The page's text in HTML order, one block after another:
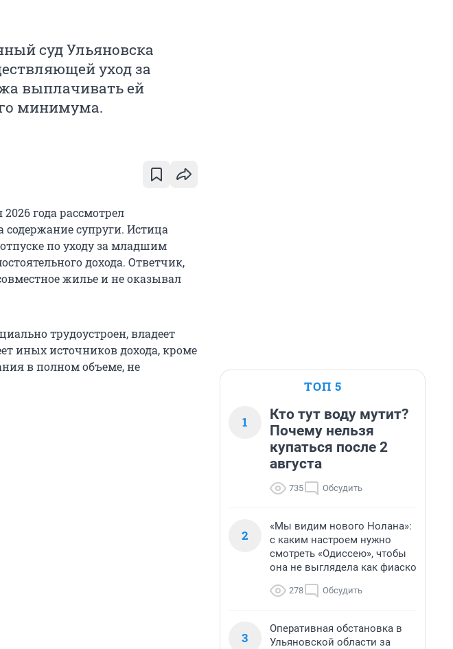
суд Ульяновска
уход за
выплачивать ей
минимума.
года рассмотрел
супруги. Истица
по уходу за младшим
дохода. Ответчик,
жилье и не оказывал
трудоустроен, владеет
иных источников дохода, кроме
в полном объеме, не
ТОП 5
1
Кто тут воду мутит?
Почему нельзя
купаться после 2
августа
735 Обсудить
2
«Мы видим нового Нолана»:
с каким настроем нужно
смотреть «Одиссею», чтобы
она не выглядела как фиаско
278 Обсудить
3
Оперативная обстановка в
Ульяновской области за